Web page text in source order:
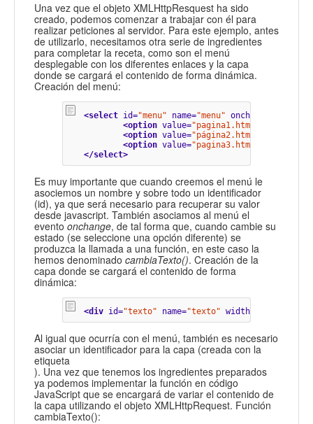
Una vez que el objeto XMLHttpResquest ha sido
creado, podemos comenzar a trabajar con él para
realizar peticiones al servidor. Para este ejemplo, antes
de utilizarlo, necesitamos otra serie de ingredientes
para completar la receta, como son el menú
desplegable con los diferentes enlaces y la capa
donde se cargará el contenido de forma dinámica.
Creación del menú:
<select id="menu" name="menu" onchange=
<option value="pagina1.html"
<option value="página2.html"
<option value="pagina3.html"
</select>
Es muy importante que cuando creemos el menú le
asociemos un nombre y sobre todo un identificador
(id), ya que será necesario para recuperar su valor
desde javascript. También asociamos al menú el
evento onchange, de tal forma que, cuando cambie su
estado (se seleccione una opción diferente) se
produzca la llamada a una función, en este caso la
hemos denominado cambiaTexto(). Creación de la
capa donde se cargará el contenido de forma
dinámica:
<div id="texto" name="texto" width=
Al igual que ocurría con el menú, también es necesario
asociar un identificador para la capa (creada con la
etiqueta
). Una vez que tenemos los ingredientes preparados
ya podemos implementar la función en código
JavaScript que se encargará de variar el contenido de
la capa utilizando el objeto XMLHttpRequest. Función
cambiaTexto():